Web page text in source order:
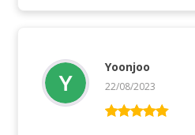
Yoonjoo
22/08/2023